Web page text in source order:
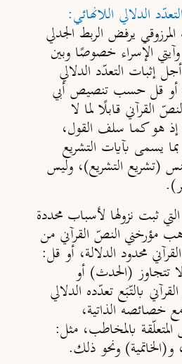
الدلالي اللانهائي:
يرفض الربط الجدلي
الإسراء خصوصًا وبين
إثبات التعدّد الدلالي
أو قل حسب تنصيص أبي
القرآني قابلًا لما لا
إذ هو كما سلف القول،
يسمى بآيات التشريع
(تشريع التشريع)، وليس
ثبت نزولها لأسباب محددة
مؤرخني النصّ القرآني من
محدود الدلالة، أو قل:
تتجاوز (الحدث) أو
بالتّبَع تعدّده الدلالي
خصائصه الذاتية،
بالمخاطب، مثل:
و(الخاتمية) ونحو ذلك.